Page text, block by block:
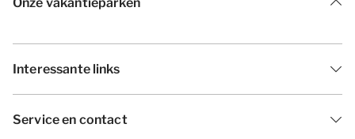
Interessante links
Service en contact